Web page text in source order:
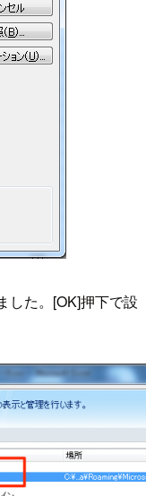
した。[OK]押下で設